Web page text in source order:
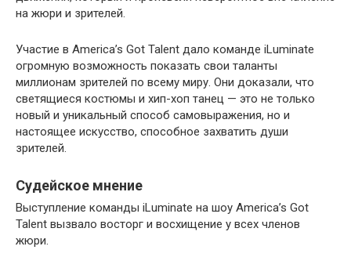
на жюри и зрителей.
Участие в America’s Got Talent дало команде iLuminate
огромную возможность показать свои таланты
миллионам зрителей по всему миру. Они доказали, что
светящиеся костюмы и хип-хоп танец — это не только
новый и уникальный способ самовыражения, но и
настоящее искусство, способное захватить души
зрителей.
Судейское мнение
Выступление команды iLuminate на шоу America’s Got
Talent вызвало восторг и восхищение у всех членов
жюри.